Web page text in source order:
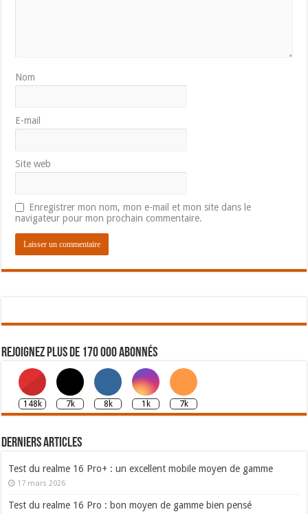
Nom
E-mail
Site web
Enregistrer mon nom, mon e-mail et mon site dans le
navigateur pour mon prochain commentaire.
Rejoignez plus de 170 000 abonnés
148k 7k 8k 1k 7k
Derniers articles
Test du realme 16 Pro+ : un excellent mobile moyen de gamme
17 mars 2026
Test du realme 16 Pro : bon moyen de gamme bien pensé